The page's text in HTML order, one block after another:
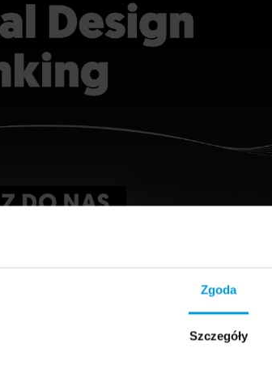
Zgoda
Szczegóły